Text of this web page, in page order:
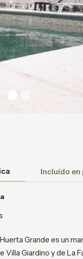
Incluído en
Grande es un
Villa Giardino y de